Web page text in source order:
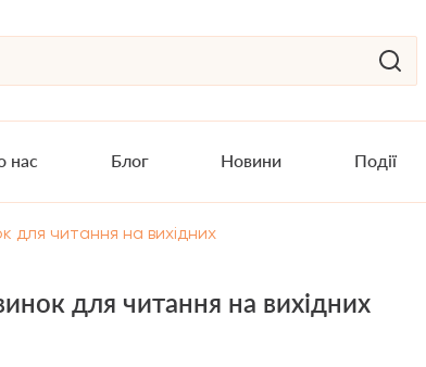
нас Блог Новини Події
для читання на вихідних
для читання на вихідних